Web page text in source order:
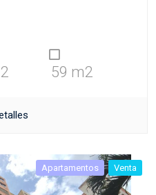
2 59 m2
Apartamentos Venta